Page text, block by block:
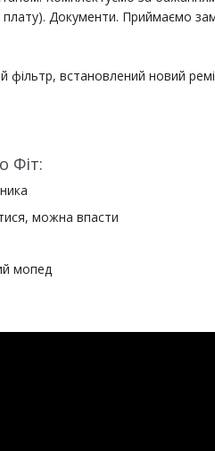
Документи. Приймаємо
фільтр, встановлений новий
Фіт:
можна впасти
мопед